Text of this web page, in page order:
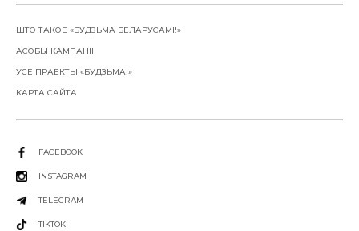
ШТО ТАКОЕ «БУДЗЬМА БЕЛАРУСАМІ!»
АСОБЫ КАМПАНІІ
УСЕ ПРАЕКТЫ «БУДЗЬМА!»
КАРТА САЙТА
FACEBOOK
INSTAGRAM
TELEGRAM
TIKTOK